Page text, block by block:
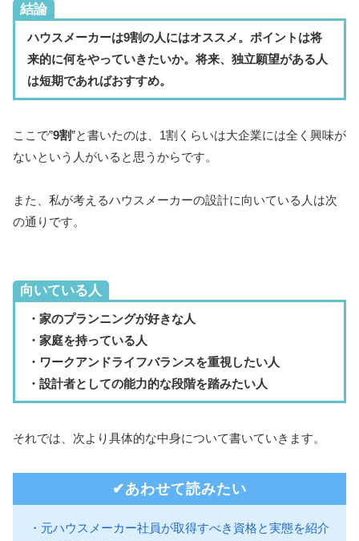
結論
ハウスメーカーは9割の人にはオススメ。ポイントは将
来的に何をやっていきたいか。将来、独立願望がある人
は短期であればおすすめ。
ここで”9割”と書いたのは、1割くらいは大企業には全く興味が
ないという人がいると思うからです。
また、私が考えるハウスメーカーの設計に向いている人は次
の通りです。
向いている人
・家のプランニングが好きな人
・ 家庭を持っている人
・ワークアンドライフバランスを重視したい人
・設計者としての能力的な段階を踏みたい人
それでは、次より具体的な中身について書いていきます。
✔︎あわせて読みたい
・元ハウスメーカー社員が取得すべき資格と実態を紹介